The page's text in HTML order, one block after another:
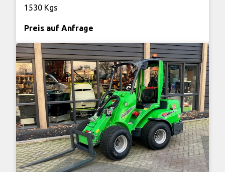
1530 Kgs
Preis auf Anfrage